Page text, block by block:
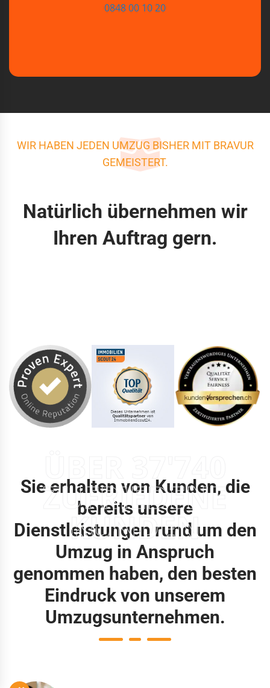
0848 00 10 20
WIR HABEN JEDEN UMZUG BISHER MIT BRAVUR
GEMEISTERT.
Natürlich übernehmen wir
Ihren Auftrag gern.
ZUFRIEDENE
KUNDEN
Sie erhalten von Kunden, die
bereits unsere
Dienstleistungen rund um den
Umzug in Anspruch
genommen haben, den besten
Eindruck von unserem
Umzugsunternehmen.